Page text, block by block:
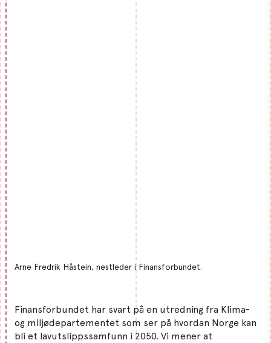
Arne Fredrik Håstein, nestleder i Finansforbundet.
Finansforbundet har svart på en utredning fra Klima-
og miljødepartementet som ser på hvordan Norge kan
bli et lavutslippssamfunn i 2050. Vi mener at